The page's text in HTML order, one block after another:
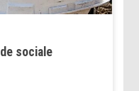
sociale